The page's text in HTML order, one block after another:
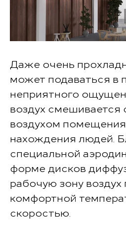
Даже очень
может подаваться в
неприятного
воздух смешивается
воздухом
нахождения людей.
специальной
форме дисков
рабочую зону
комфортной
скоростью.